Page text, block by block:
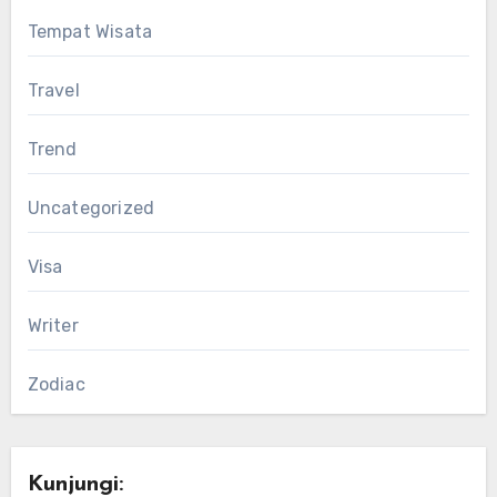
Tempat Wisata
Travel
Trend
Uncategorized
Visa
Writer
Zodiac
Kunjungi: